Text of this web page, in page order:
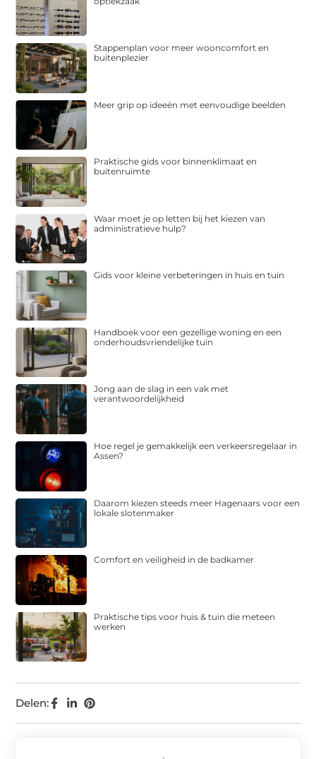
Delen:
Stappenplan voor meer wooncomfort en
buitenplezier
Meer grip op ideeën met eenvoudige beelden
Praktische gids voor binnenklimaat en
buitenruimte
Waar moet je op letten bij het kiezen van
administratieve hulp?
Gids voor kleine verbeteringen in huis en tuin
Handboek voor een gezellige woning en een
onderhoudsvriendelijke tuin
Jong aan de slag in een vak met
verantwoordelijkheid
Hoe regel je gemakkelijk een verkeersregelaar in
Assen?
Daarom kiezen steeds meer Hagenaars voor een
lokale slotenmaker
Comfort en veiligheid in de badkamer
Praktische tips voor huis & tuin die meteen
werken